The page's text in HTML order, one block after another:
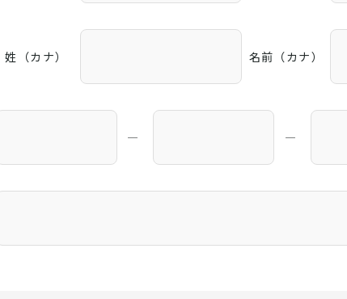
姓（カナ） 名前（カナ）
― ―